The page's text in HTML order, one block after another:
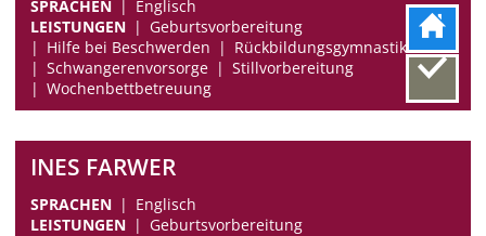
SPRACHEN
Englisch
LEISTUNGEN
Geburtsvorbereitung
Hilfe bei Beschwerden
Rückbildungsgymnastik
Schwangerenvorsorge
Stillvorbereitung
Wochenbettbetreuung
INES FARWER
SPRACHEN
Englisch
LEISTUNGEN
Geburtsvorbereitung